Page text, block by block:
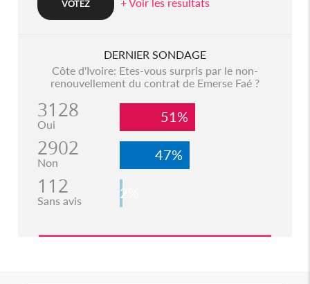
DERNIER SONDAGE
Côte d'Ivoire: Etes-vous surpris par le non-
renouvellement du contrat de Emerse Faé ?
3128
Oui 51%
2902
Non 47%
112
Sans avis 2%